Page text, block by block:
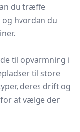
du træffe
hvordan du
til opvarmning i
til store
deres drift og
at vælge den